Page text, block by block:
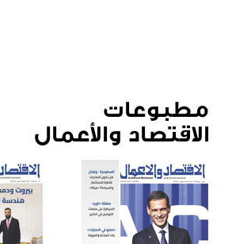
مطبوعات
الاقتصاد والأعمال